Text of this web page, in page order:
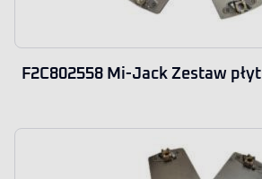
F2C802558 Mi-Jack Zestaw płyt